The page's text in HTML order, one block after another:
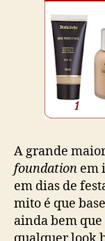
A grande
foundation em
em dias de
mito é que
ainda bem